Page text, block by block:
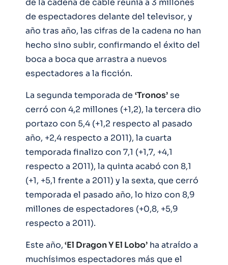
de espectadores delante del televisor, y
año tras año, las cifras de la cadena no han
hecho sino subir, confirmando el éxito del
boca a boca que arrastra a nuevos
espectadores a la ficción.
La segunda temporada de ‘Tronos’se
cerró con 4,2 millones (+1,2), la tercera dio
portazo con 5,4 (+1,2 respecto al pasado
año, +2,4 respecto a 2011), la cuarta
temporada finalizo con 7,1 (+1,7, +4,1
respecto a 2011), la quinta acabó con 8,1
(+1, +5,1 frente a 2011) y la sexta, que cerró
temporada el pasado año, lo hizo con 8,9
millones de espectadores (+0,8, +5,9
respecto a 2011).
Este año,‘El Dragon Y El Lobo’ ha atraído a
muchísimos espectadores más que el